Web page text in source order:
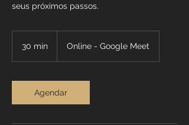
seus próximos passos.
30 min
i
n
Online - Google Meet
Agendar